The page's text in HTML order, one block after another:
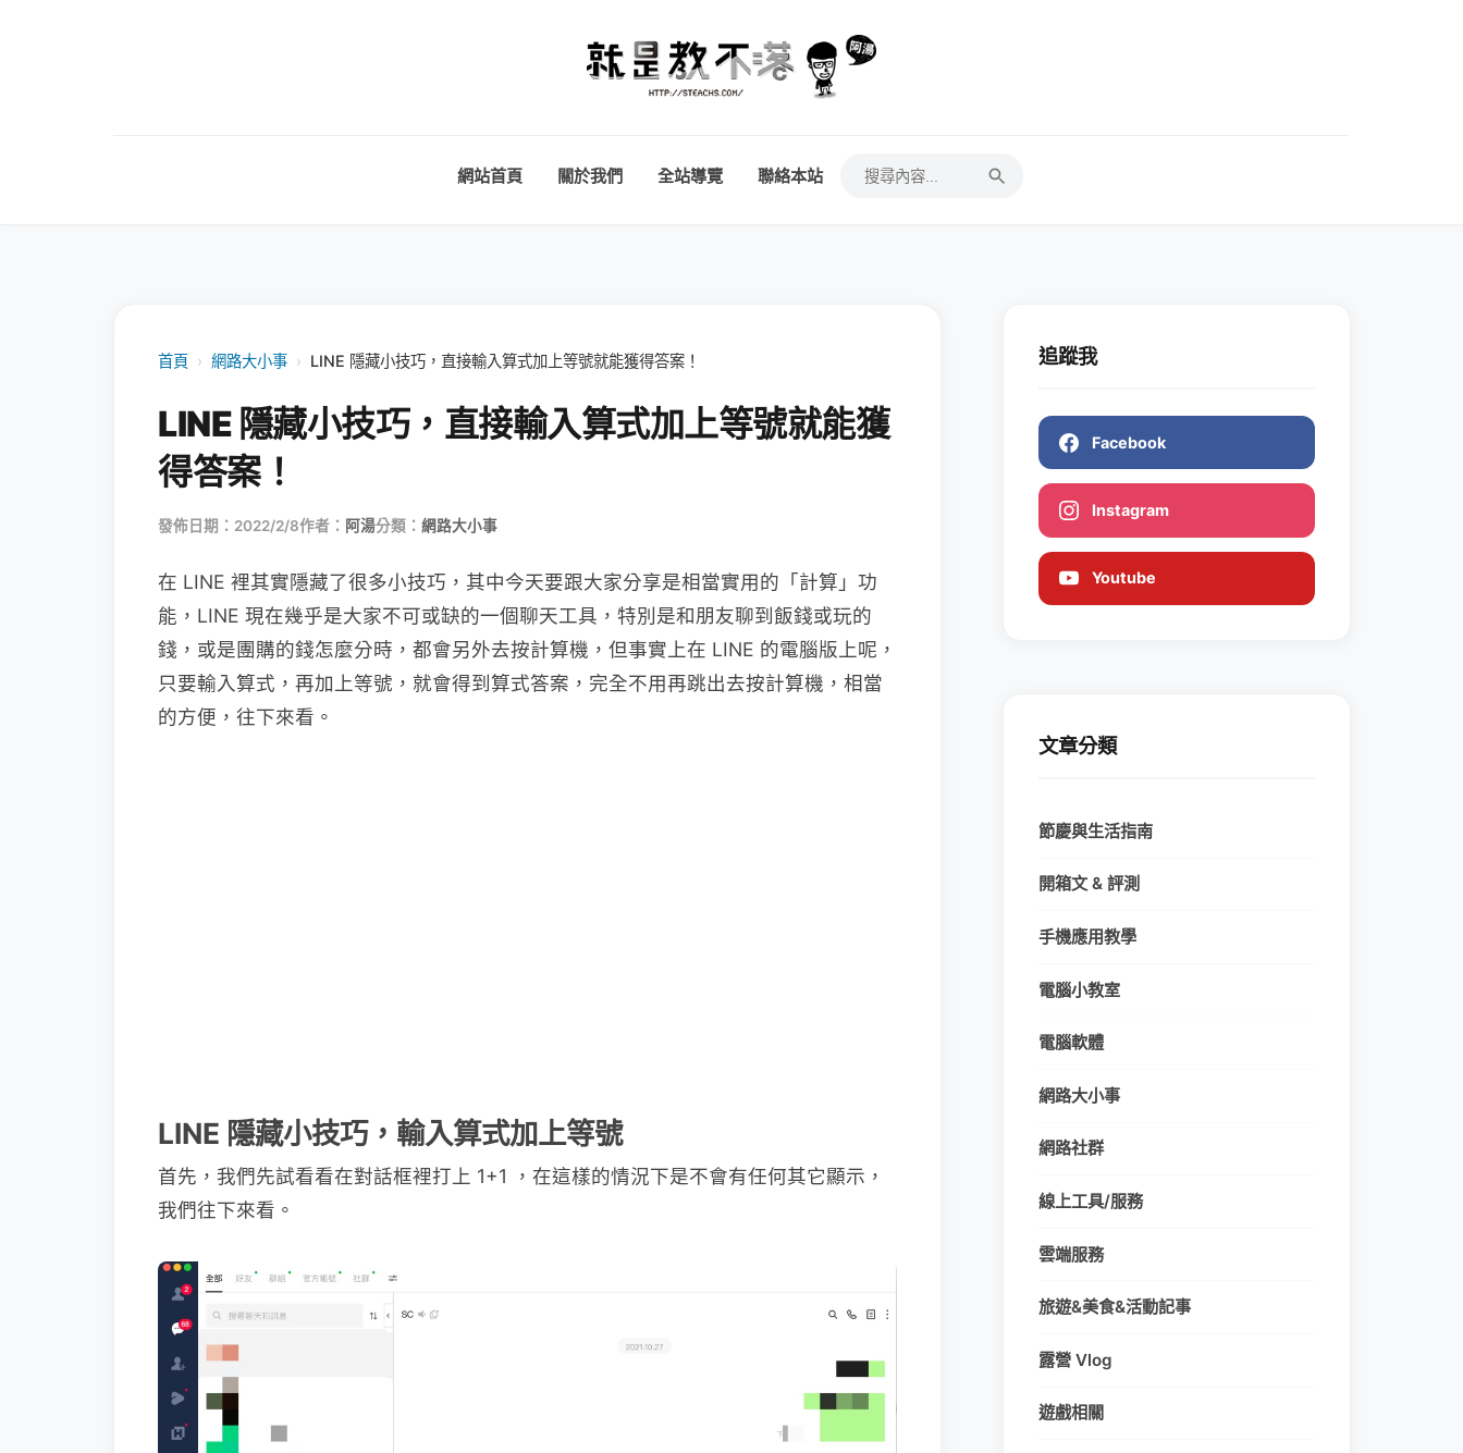
網站首頁 關於我們 全站導覽 聯絡本站
首頁 › 網路大小事 › LINE 隱藏小技巧，直接輸入算式加上等號就能獲得答案！
LINE 隱藏小技巧，直接輸入算式加上等號就能獲
得答案！
發佈日期：2022/2/8作者： 阿湯分類： 網路大小事
在 LINE 裡其實隱藏了很多小技巧，其中今天要跟大家分享是相當實用的「計算」功
能，LINE 現在幾乎是大家不可或缺的一個聊天工具，特別是和朋友聊到飯錢或玩的
錢，或是團購的錢怎麼分時，都會另外去按計算機，但事實上在 LINE 的電腦版上呢，
只要輸入算式，再加上等號，就會得到算式答案，完全不用再跳出去按計算機，相當
的方便，往下來看。
LINE 隱藏小技巧，輸入算式加上等號
首先，我們先試看看在對話框裡打上 1+1 ，在這樣的情況下是不會有任何其它顯示，
我們往下來看。
追蹤我
Facebook
Instagram
Youtube
文章分類
節慶與生活指南
開箱文 & 評測
手機應用教學
電腦小教室
電腦軟體
網路大小事
網路社群
線上工具/服務
雲端服務
旅遊&美食&活動記事
露營 Vlog
遊戲相關